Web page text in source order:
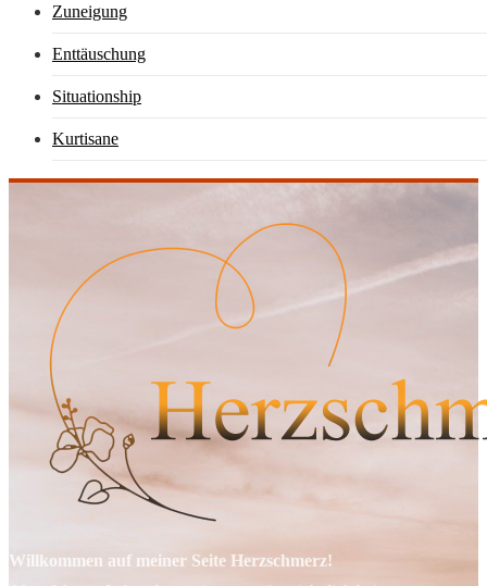
Zuneigung
Enttäuschung
Situationship
Kurtisane
Willkommen auf meiner Seite Herzschmerz!